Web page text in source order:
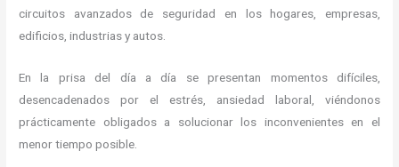
circuitos avanzados de seguridad en los hogares, empresas,
edificios, industrias y autos.
En la prisa del día a día se presentan momentos difíciles,
desencadenados por el estrés, ansiedad laboral, viéndonos
prácticamente obligados a solucionar los inconvenientes en el
menor tiempo posible.